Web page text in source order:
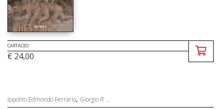
CARTACEO
€ 24,00
Ippolito Edmondo Ferrario, Giorgio R ...